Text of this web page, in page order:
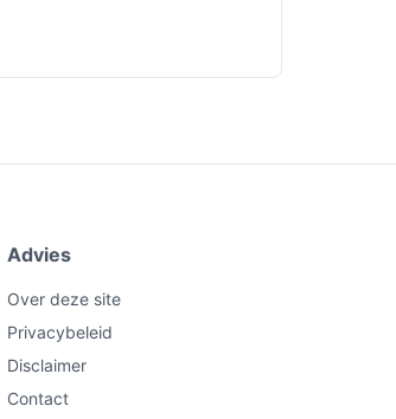
Advies
Over deze site
Privacybeleid
Disclaimer
Contact